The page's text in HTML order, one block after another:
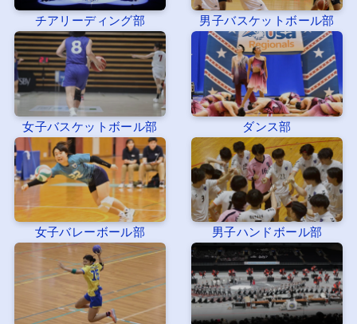
チアリーディング部 男子バスケットボール部
女子バスケットボール部 ダンス部
女子バレーボール部 男子ハンドボール部